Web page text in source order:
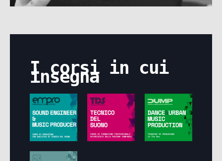
I corsi in cui
insegna